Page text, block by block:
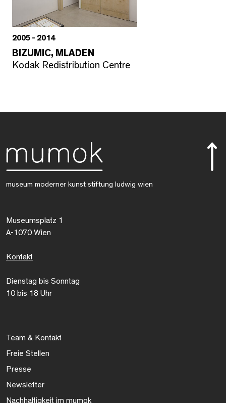
2005 - 2014
BIZUMIC, MLADEN
Kodak Redistribution Centre
museum moderner kunst stiftung ludwig wien
Museumsplatz 1
A-1070 Wien
Kontakt
Dienstag bis Sonntag
10 bis 18 Uhr
Team & Kontakt
Freie Stellen
Presse
Newsletter
Nachhaltigkeit im mumok